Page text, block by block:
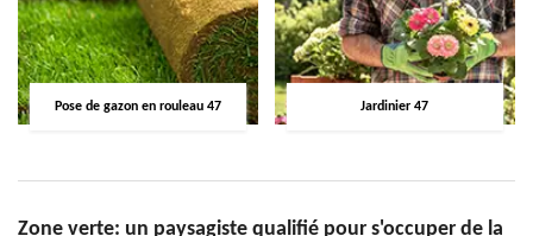
Pose de gazon en rouleau 47 Jardinier 47
Zone verte: un paysagiste qualifié pour s'occuper de la